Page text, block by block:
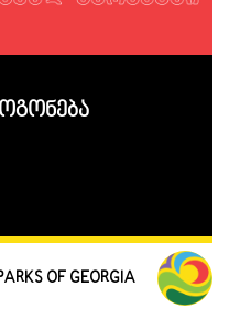
OF GEORGIA